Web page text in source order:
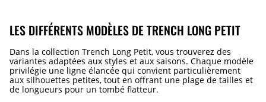
LES DIFFÉRENTS MODÈLES DE TRENCH LONG PETIT
Dans la collection Trench Long Petit, vous trouverez des
variantes adaptées aux styles et aux saisons. Chaque modèle
privilégie une ligne élancée qui convient particulièrement
aux silhouettes petites, tout en offrant une plage de tailles et
de longueurs pour un tombé flatteur.